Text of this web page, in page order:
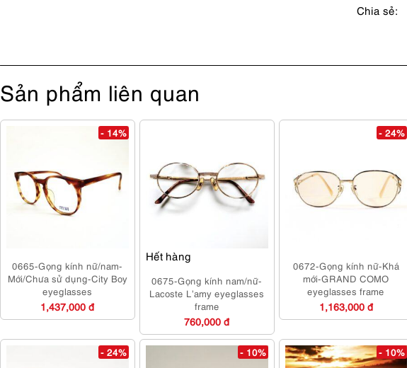
Chia sẻ:
Sản phẩm liên quan
- 14%
0665-Gọng kính nữ/nam-
Mới/Chưa sử dụng-City Boy
eyeglasses
1,437,000 đ
Hết hàng
0675-Gọng kính nam/nữ-
Lacoste L’amy eyeglasses
frame
760,000 đ
- 24%
0672-Gọng kính nữ-Khá
mới-GRAND COMO
eyeglasses frame
1,163,000 đ
- 24% - 10% - 10%